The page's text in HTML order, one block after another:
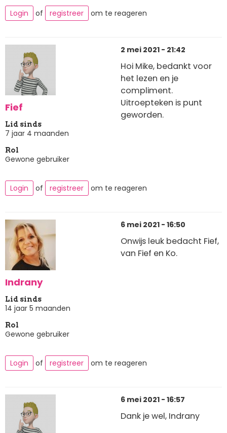
Login of registreer om te reageren
Fief
Lid sinds
7 jaar 4 maanden
Rol
Gewone gebruiker
2 mei 2021 - 21:42
Hoi Mike, bedankt voor
het lezen en je
compliment.
Uitroepteken is punt
geworden.
Login of registreer om te reageren
Indrany
Lid sinds
14 jaar 5 maanden
Rol
Gewone gebruiker
6 mei 2021 - 16:50
Onwijs leuk bedacht Fief,
van Fief en Ko.
Login of registreer om te reageren
6 mei 2021 - 16:57
Dank je wel, Indrany